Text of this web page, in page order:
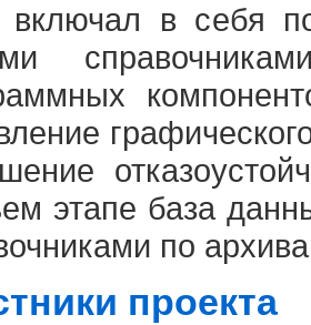
включал в себя
этапе база
по
проекта